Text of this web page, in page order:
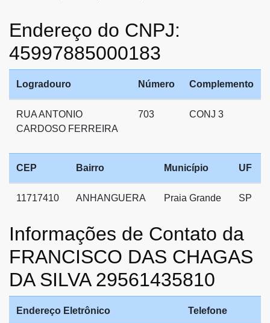
Endereço do CNPJ:
45997885000183
Logradouro Número Complemento
RUA ANTONIO
CARDOSO FERREIRA
703 CONJ 3
CEP Bairro Município UF
11717410 ANHANGUERA Praia Grande SP
Informações de Contato da
FRANCISCO DAS CHAGAS
DA SILVA 29561435810
Endereço Eletrônico Telefone